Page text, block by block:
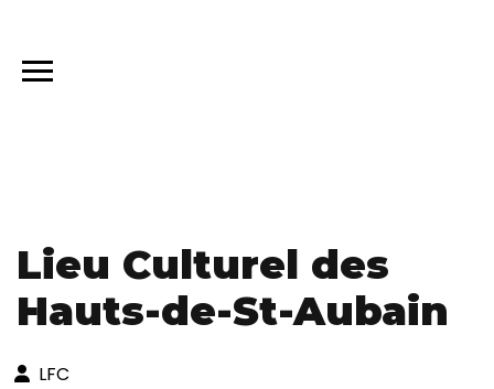
Lieu Culturel des
Hauts-de-St-Aubain
LFC